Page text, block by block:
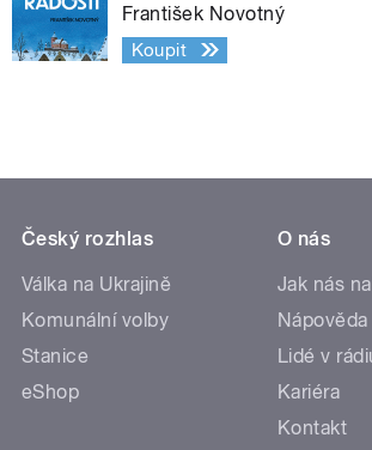
František Novotný
Koupit
Český rozhlas
Válka na Ukrajině
Komunální volby
Stanice
eShop
O nás
Jak nás
Nápověda
Lidé v
Kariéra
Kontakt